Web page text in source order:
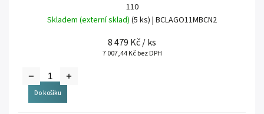
110
Skladem (externí sklad) (5 ks) | BCLAGO11MBCN2
8 479 Kč/ ks
7 007,44 Kč bez DPH
Do košíku